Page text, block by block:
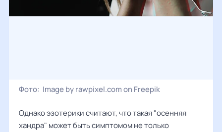
Фото: Image by rawpixel.com on Freepik
Однако эзотерики считают, что такая "осенняя
хандра" может быть симптомом не только